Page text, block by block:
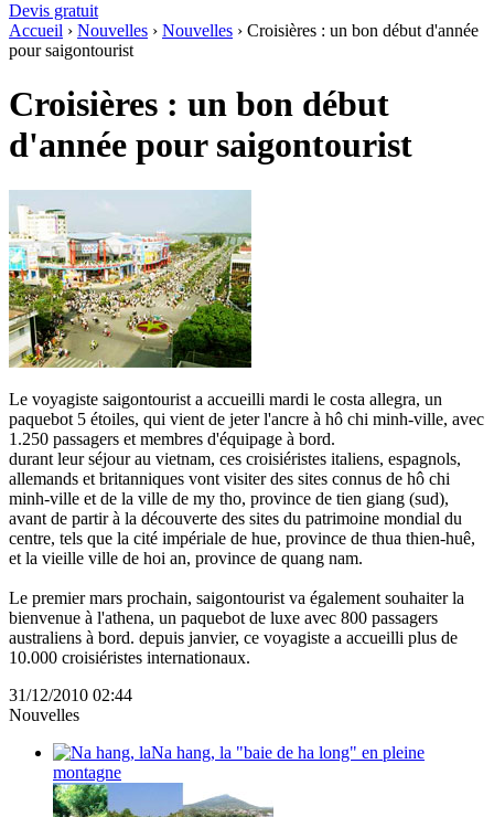
Devis gratuit
Accueil › Nouvelles › Nouvelles › Croisières : un bon début d'année
pour saigontourist
Croisières : un bon début
d'année pour saigontourist
Le voyagiste saigontourist a accueilli mardi le costa allegra, un
paquebot 5 étoiles, qui vient de jeter l'ancre à hô chi minh-ville, avec
1.250 passagers et membres d'équipage à bord.
durant leur séjour au vietnam, ces croisiéristes italiens, espagnols,
allemands et britanniques vont visiter des sites connus de hô chi
minh-ville et de la ville de my tho, province de tien giang (sud),
avant de partir à la découverte des sites du patrimoine mondial du
centre, tels que la cité impériale de hue, province de thua thien-huê,
et la vieille ville de hoi an, province de quang nam.
Le premier mars prochain, saigontourist va également souhaiter la
bienvenue à l'athena, un paquebot de luxe avec 800 passagers
australiens à bord. depuis janvier, ce voyagiste a accueilli plus de
10.000 croisiéristes internationaux.
31/12/2010 02:44
Nouvelles
Na hang, la "baie de ha long" en pleine
montagne